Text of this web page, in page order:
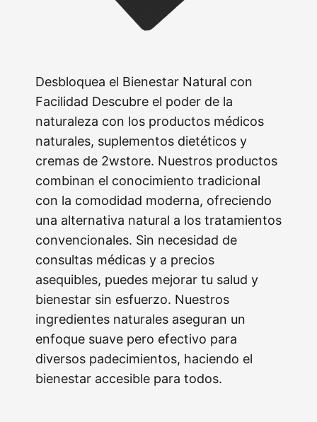
Desbloquea el Bienestar Natural con
Facilidad Descubre el poder de la
naturaleza con los productos médicos
naturales, suplementos dietéticos y
cremas de 2wstore. Nuestros productos
combinan el conocimiento tradicional
con la comodidad moderna, ofreciendo
una alternativa natural a los tratamientos
convencionales. Sin necesidad de
consultas médicas y a precios
asequibles, puedes mejorar tu salud y
bienestar sin esfuerzo. Nuestros
ingredientes naturales aseguran un
enfoque suave pero efectivo para
diversos padecimientos, haciendo el
bienestar accesible para todos.